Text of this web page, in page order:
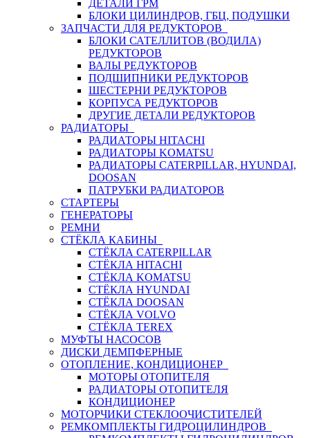
ДЕТАЛИ ГРМ
БЛОКИ ЦИЛИНДРОВ, ГБЦ, ПОДУШКИ
ЗАПЧАСТИ ДЛЯ РЕДУКТОРОВ
БЛОКИ САТЕЛЛИТОВ (ВОДИЛА)
РЕДУКТОРОВ
ВАЛЫ РЕДУКТОРОВ
ПОДШИПНИКИ РЕДУКТОРОВ
ШЕСТЕРНИ РЕДУКТОРОВ
КОРПУСА РЕДУКТОРОВ
ДРУГИЕ ДЕТАЛИ РЕДУКТОРОВ
РАДИАТОРЫ
РАДИАТОРЫ HITACHI
РАДИАТОРЫ KOMATSU
РАДИАТОРЫ CATERPILLAR, HYUNDAI,
DOOSAN
ПАТРУБКИ РАДИАТОРОВ
СТАРТЕРЫ
ГЕНЕРАТОРЫ
РЕМНИ
СТЁКЛА КАБИНЫ
СТЁКЛА CATERPILLAR
СТЁКЛА HITACHI
СТЁКЛА KOMATSU
СТЁКЛА HYUNDAI
СТЁКЛА DOOSAN
СТЁКЛА VOLVO
СТЁКЛА TEREX
МУФТЫ НАСОСОВ
ДИСКИ ДЕМПФЕРНЫЕ
ОТОПЛЕНИЕ, КОНДИЦИОНЕР
МОТОРЫ ОТОПИТЕЛЯ
РАДИАТОРЫ ОТОПИТЕЛЯ
КОНДИЦИОНЕР
МОТОРЧИКИ СТЕКЛООЧИСТИТЕЛЕЙ
РЕМКОМПЛЕКТЫ ГИДРОЦИЛИНДРОВ